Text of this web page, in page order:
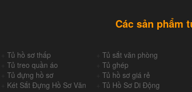
Các sản phẩm
+Tủ hồ sơ thấp Tủ sắt văn phòng
+Tủ treo quần áo Tủ ghép
+Tủ đựng hồ sơ Tủ hồ sơ giá rẻ
Két Sắt Đựng Hồ Sơ Văn
Tủ Hồ Sơ Di Động